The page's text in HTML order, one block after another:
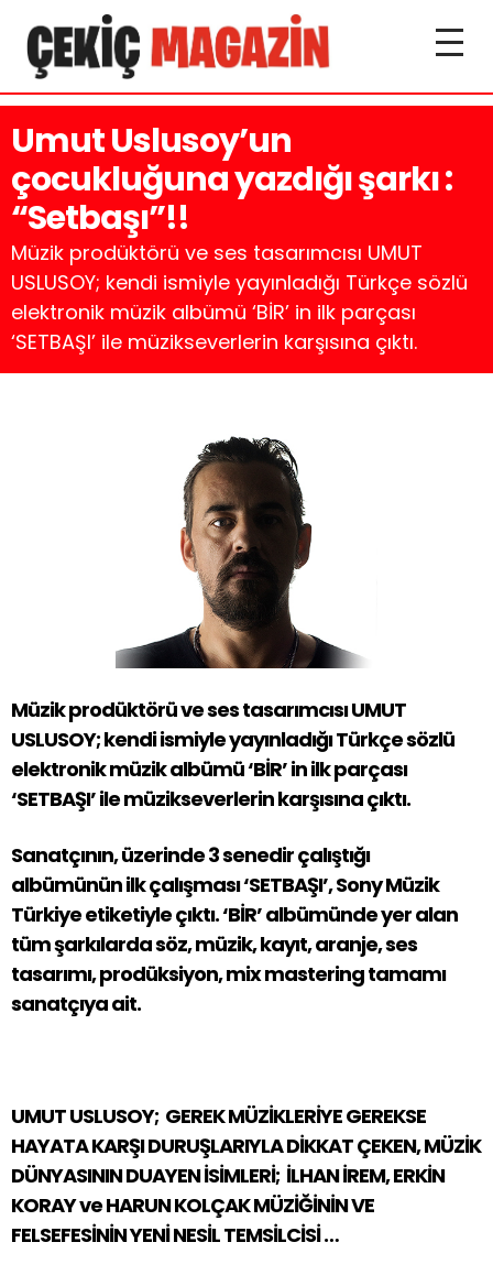
Umut Uslusoy’un
çocukluğuna yazdığı şarkı :
“Setbaşı”!!
Müzik prodüktörü ve ses tasarımcısı UMUT
USLUSOY; kendi ismiyle yayınladığı Türkçe sözlü
elektronik müzik albümü ‘BİR’ in ilk parçası
‘SETBAŞI’ ile müzikseverlerin karşısına çıktı.
Müzik prodüktörü ve ses tasarımcısı UMUT
USLUSOY; kendi ismiyle yayınladığı Türkçe sözlü
elektronik müzik albümü ‘BİR’ in ilk parçası
‘SETBAŞI’ ile müzikseverlerin karşısına çıktı.
Sanatçının, üzerinde 3 senedir çalıştığı
albümünün ilk çalışması ‘SETBAŞI’, Sony Müzik
Türkiye etiketiyle çıktı. ‘BİR’ albümünde yer alan
tüm şarkılarda söz, müzik, kayıt, aranje, ses
tasarımı, prodüksiyon, mix mastering tamamı
sanatçıya ait.
UMUT USLUSOY; GEREK MÜZİKLERİYE GEREKSE
HAYATA KARŞI DURUŞLARIYLA DİKKAT ÇEKEN, MÜZİK
DÜNYASININ DUAYEN İSİMLERİ; İLHAN İREM, ERKİN
KORAY ve HARUN KOLÇAK MÜZİĞİNİN VE
FELSEFESİNİN YENİ NESİL TEMSİLCİSİ …